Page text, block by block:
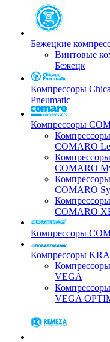
Бежецкие
Винтовые
Бежецк
Компрессоры
Pneumatic
Компрессоры
Компрессоры
COMARO
Компрессоры
COMARO
Компрессоры
COMARO
Компрессоры
COMARO
Компрессоры
Компрессоры
VEGA
VEGA